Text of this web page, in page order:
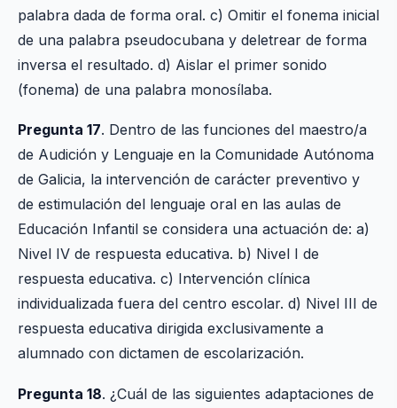
palabra dada de forma oral. c) Omitir el fonema inicial
de una palabra pseudocubana y deletrear de forma
inversa el resultado. d) Aislar el primer sonido
(fonema) de una palabra monosílaba.
Pregunta 17. Dentro de las funciones del maestro/a
de Audición y Lenguaje en la Comunidade Autónoma
de Galicia, la intervención de carácter preventivo y
de estimulación del lenguaje oral en las aulas de
Educación Infantil se considera una actuación de: a)
Nivel IV de respuesta educativa. b) Nivel I de
respuesta educativa. c) Intervención clínica
individualizada fuera del centro escolar. d) Nivel III de
respuesta educativa dirigida exclusivamente a
alumnado con dictamen de escolarización.
Pregunta 18. ¿Cuál de las siguientes adaptaciones de